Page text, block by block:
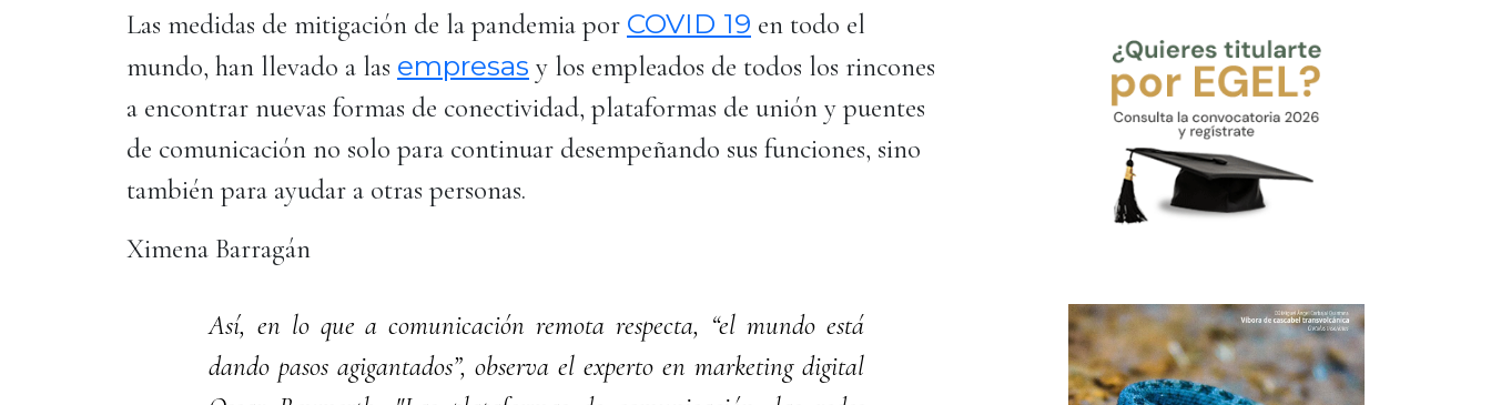
Las medidas de mitigación de la pandemia por COVID 19 en todo el
mundo, han llevado a las empresas y los empleados de todos los rincones
a encontrar nuevas formas de conectividad, plataformas de unión y puentes
de comunicación no solo para continuar desempeñando sus funciones, sino
también para ayudar a otras personas.
Ximena Barragán
Así, en lo que a comunicación remota respecta, “el mundo está
dando pasos agigantados”, observa el experto en marketing digital